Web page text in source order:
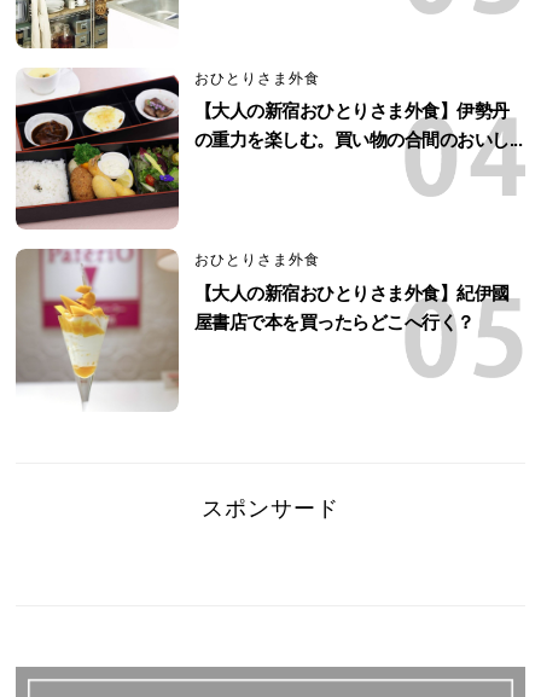
おひとりさま外食
【大人の新宿おひとりさま外食】伊勢丹
の重力を楽しむ。買い物の合間のおいし...
おひとりさま外食
【大人の新宿おひとりさま外食】紀伊國
屋書店で本を買ったらどこへ行く？
スポンサード